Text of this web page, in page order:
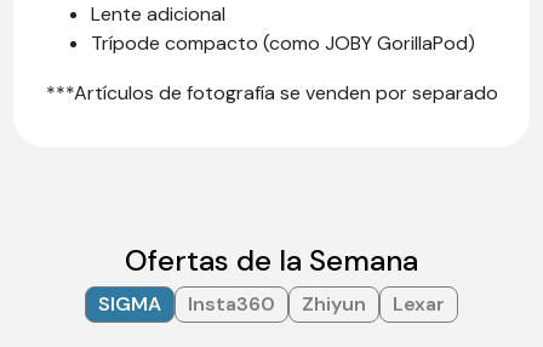
Lente adicional
Trípode compacto (como JOBY GorillaPod)
***Artículos de fotografía se venden por separado
Ofertas de la Semana
SIGMA Insta360 Zhiyun Lexar